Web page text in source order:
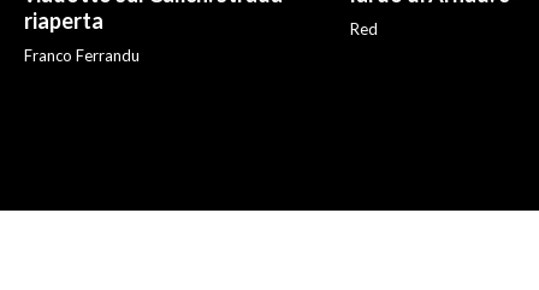
riaperta
Franco Ferrandu
Red